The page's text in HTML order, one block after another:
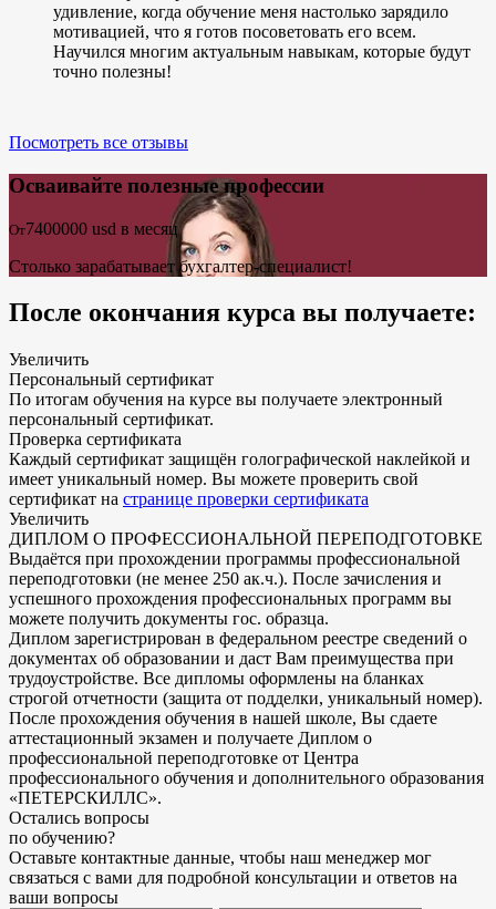
удивление, когда обучение меня настолько зарядило
мотивацией, что я готов посоветовать его всем.
Научился многим актуальным навыкам, которые будут
точно полезны!
Посмотреть все отзывы
Осваивайте полезные профессии
От7400000 usd в месяц
Столько зарабатывает бухгалтер-специалист!
После окончания курса вы получаете:
Увеличить
Персональный сертификат
По итогам обучения на курсе вы получаете электронный
персональный сертификат.
Проверка сертификата
Каждый сертификат защищён голографической наклейкой и
имеет уникальный номер. Вы можете проверить свой
сертификат на странице проверки сертификата
Увеличить
ДИПЛОМ О ПРОФЕССИОНАЛЬНОЙ ПЕРЕПОДГОТОВКЕ
Выдаётся при прохождении программы профессиональной
переподготовки (не менее 250 ак.ч.). После зачисления и
успешного прохождения профессиональных программ вы
можете получить документы гос. образца.
Диплом зарегистрирован в федеральном реестре сведений о
документах об образовании и даст Вам преимущества при
трудоустройстве. Все дипломы оформлены на бланках
строгой отчетности (защита от подделки, уникальный номер).
После прохождения обучения в нашей школе, Вы сдаете
аттестационный экзамен и получаете Диплом о
профессиональной переподготовке от Центра
профессионального обучения и дополнительного образования
«ПЕТЕРСКИЛЛС».
Остались вопросы
по обучению?
Оставьте контактные данные, чтобы наш менеджер мог
связаться с вами для подробной консультации и ответов на
ваши вопросы